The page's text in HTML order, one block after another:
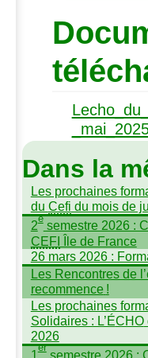
Dans la
Les prochaines
du Cefi du mois de
2esemestre 2026 :
CEFI Île de France
26 mars 2026 :
Les Rencontres de
recommence !
Les prochaines
Solidaires : L’ÉCHO
2026
1ersemestre 2026 :